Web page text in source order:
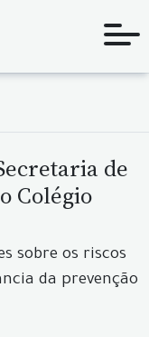
de
Colégio
sobre os riscos
da prevenção